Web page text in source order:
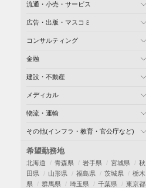
流通・小売・サービス
広告・出版・マスコミ
コンサルティング
金融
建設・不動産
メディカル
物流・運輸
その他(インフラ・教育・官公庁など)
希望勤務地
北海道 青森県 岩手県 宮城県
秋
田県
山形県 福島県 茨城県
栃木
県
群馬県 埼玉県 千葉県
東京都